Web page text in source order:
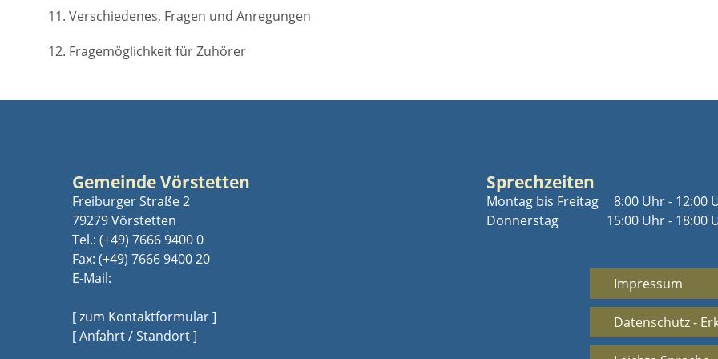
11. Verschiedenes, Fragen und Anregungen
12. Fragemöglichkeit für Zuhörer
Gemeinde Vörstetten
Freiburger Straße 2
79279 Vörstetten
Tel.: (+49) 7666 9400 0
Fax: (+49) 7666 9400 20
E-Mail:
[ zum Kontaktformular ]
[ Anfahrt / Standort ]
Sprechzeiten
Montag bis Freitag
Donnerstag
8:00 Uhr - 12:00
15:00 Uhr - 18:00
Impressum
Datenschutz -